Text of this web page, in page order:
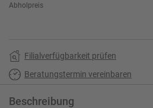
Abholpreis
Filialverfügbarkeit prüfen
Beratungstermin vereinbaren
Beschreibung